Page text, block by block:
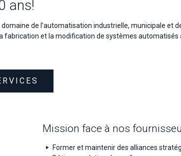
ans!
de l’automatisation industrielle, municipale et
fabrication et la modification de systèmes automatisés
Mission face à nos
Former et maintenir des alliances